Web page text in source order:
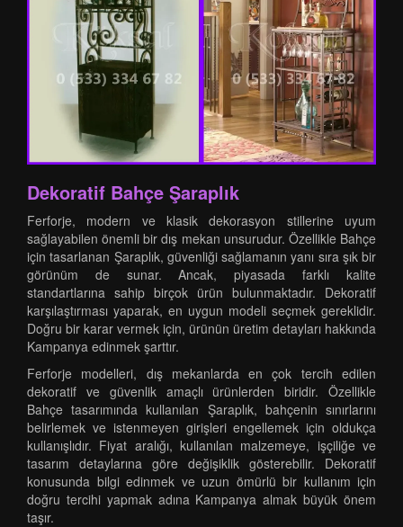
Dekoratif Bahçe Şaraplık
Ferforje, modern ve klasik dekorasyon stillerine uyum
sağlayabilen önemli bir dış mekan unsurudur. Özellikle Bahçe
için tasarlanan Şaraplık, güvenliği sağlamanın yanı sıra şık bir
görünüm de sunar. Ancak, piyasada farklı kalite
standartlarına sahip birçok ürün bulunmaktadır. Dekoratif
karşılaştırması yaparak, en uygun modeli seçmek gereklidir.
Doğru bir karar vermek için, ürünün üretim detayları hakkında
Kampanya edinmek şarttır.
Ferforje modelleri, dış mekanlarda en çok tercih edilen
dekoratif ve güvenlik amaçlı ürünlerden biridir. Özellikle
Bahçe tasarımında kullanılan Şaraplık, bahçenin sınırlarını
belirlemek ve istenmeyen girişleri engellemek için oldukça
kullanışlıdır. Fiyat aralığı, kullanılan malzemeye, işçiliğe ve
tasarım detaylarına göre değişiklik gösterebilir. Dekoratif
konusunda bilgi edinmek ve uzun ömürlü bir kullanım için
doğru tercihi yapmak adına Kampanya almak büyük önem
taşır.